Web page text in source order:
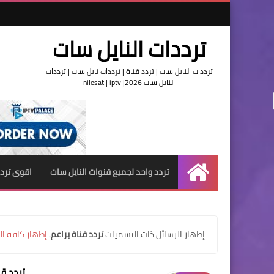
ترددات النايل سات
ترددات النايل سات | تردد قناة | ترددات نايل سات | ترددات
النايل سات 2026| nilesat | iptv
الرئيسية
تردد واحد لجميع قنوات النايل سات اقوى
‏إظهار الرسائل ذات التسمياتتردد قناة براعم.إظهار كافة